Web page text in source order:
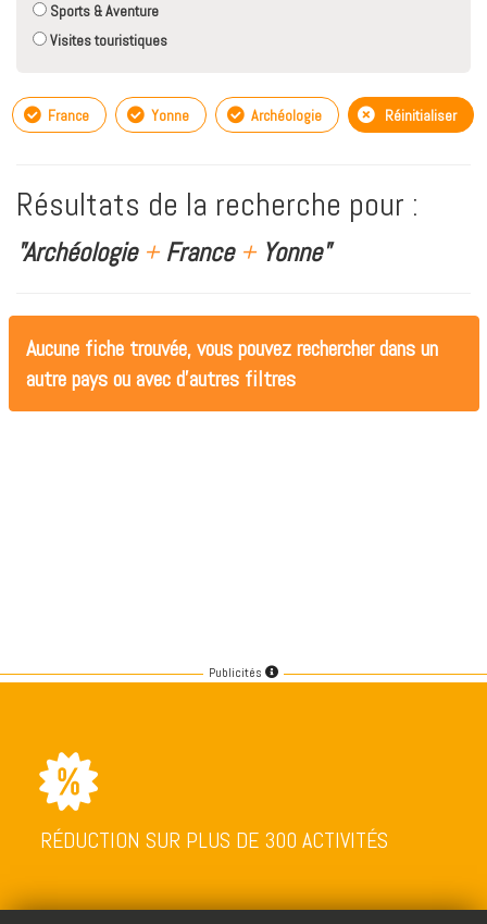
Sports & Aventure
Visites touristiques
France Yonne Archéologie Réinitialiser
Résultats de la recherche pour :
"Archéologie +France +Yonne"
Aucune fiche trouvée, vous pouvez rechercher dans un
autre pays ou avec d'autres filtres
Publicités
RÉDUCTION SUR PLUS DE 300 ACTIVITÉS